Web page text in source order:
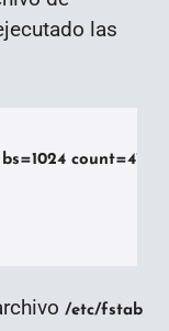
las
/etc/fstab